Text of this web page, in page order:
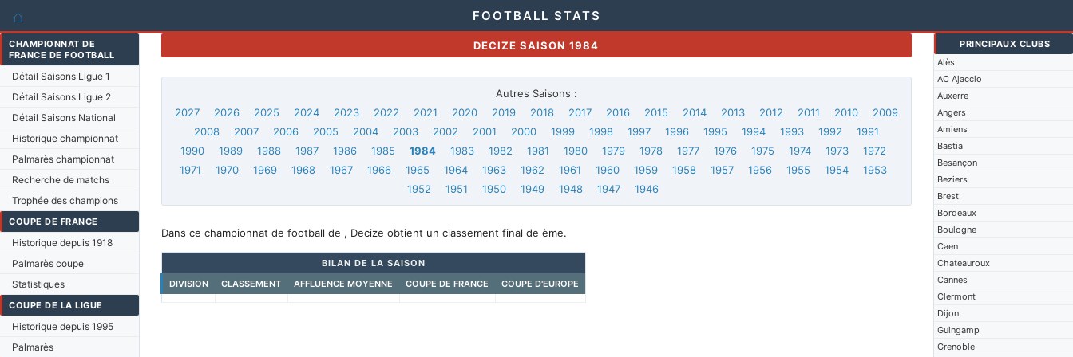
⌂ FOOTBALL STATS
CHAMPIONNAT DE
FRANCE DE FOOTBALL
Détail Saisons Ligue 1
Détail Saisons Ligue 2
Détail Saisons National
Historique championnat
Palmarès championnat
Recherche de matchs
Trophée des champions
COUPE DE FRANCE
Historique depuis 1918
Palmarès coupe
Statistiques
COUPE DE LA LIGUE
Historique depuis 1995
Palmarès
PRINCIPAUX CLUBS
Alès
AC Ajaccio
Auxerre
Angers
Amiens
Bastia
Besançon
Beziers
Brest
Bordeaux
Boulogne
Caen
Chateauroux
Cannes
Clermont
Dijon
Guingamp
Grenoble
DECIZE SAISON 1984
Autres Saisons :
2027
2026 2025 2024 2023 2022 2021 2020 2019 2018 2017 2016 2015 2014 2013 2012 2011 2010
2009
2008
2007 2006 2005 2004 2003 2002 2001 2000 1999 1998 1997 1996 1995 1994 1993 1992
1991
1990
1989 1988 1987 1986 1985 1984 1983 1982 1981 1980 1979 1978 1977 1976 1975 1974 1973
1972
1971
1970 1969 1968 1967 1966 1965 1964 1963 1962 1961 1960 1959 1958 1957 1956 1955 1954
1953
1952
1951 1950 1949 1948 1947 1946
Dans ce championnat de football de , Decize obtient un classement final de ème.
BILAN DE LA SAISON
DIVISION
CLASSEMENT AFFLUENCE MOYENNE COUPE DE FRANCE COUPE D'EUROPE